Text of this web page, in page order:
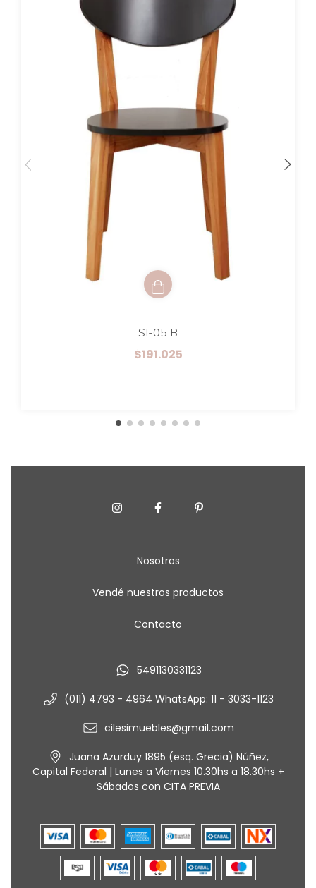
SI-05 B
$191.025
Nosotros
Vendé nuestros productos
Contacto
5491130331123
(011) 4793 - 4964 WhatsApp: 11 - 3033-1123
cilesimuebles@gmail.com
Juana Azurduy 1895 (esq. Grecia) Núñez,
Capital Federal | Lunes a Viernes 10.30hs a 18.30hs +
Sábados con CITA PREVIA